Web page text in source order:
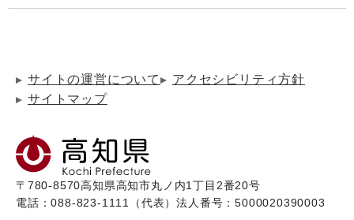
サイトの運営について
アクセシビリティ方針
サイトマップ
〒780-8570高知県高知市丸ノ内1丁目2番20号
電話：088-823-1111（代表）法人番号：5000020390003